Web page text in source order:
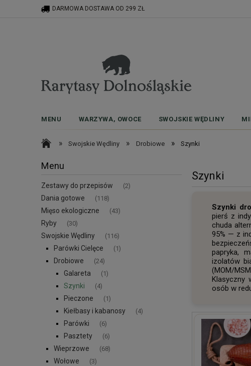
DARMOWA DOSTAWA OD 299 ZŁ
MENU WARZYWA, OWOCE SWOJSKIE WĘDLINY
» Swojskie Wędliny » Drobiowe » Szynki
Menu
Zestawy do przepisów (2)
Dania gotowe (118)
Mięso ekologiczne (43)
Ryby (30)
Swojskie Wędliny (116)
Parówki Cielęce (1)
Drobiowe (24)
Galareta (1)
Szynki (4)
Pieczone (1)
Kiełbasy i kabanosy (4)
Parówki (6)
Pasztety (6)
Wieprzowe (68)
Wołowe (3)
Szynki
Szynki
pierś z
chuda
95% — z
papryka,
izolatów
(MOM/
Klasyczny
osób w